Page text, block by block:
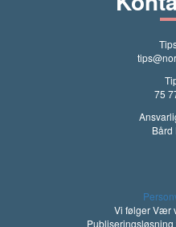
75
Bård
Vi følger Vær
Publiseringsløsning